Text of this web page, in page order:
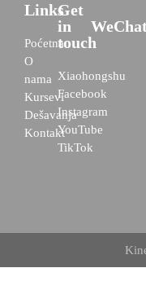
Links
Poćetna
O
nama
Kursevi
Dešavanja
Kontakt
Get
in
touch
Xiaohongshu
Facebook
Instagram
YouTube
TikTok